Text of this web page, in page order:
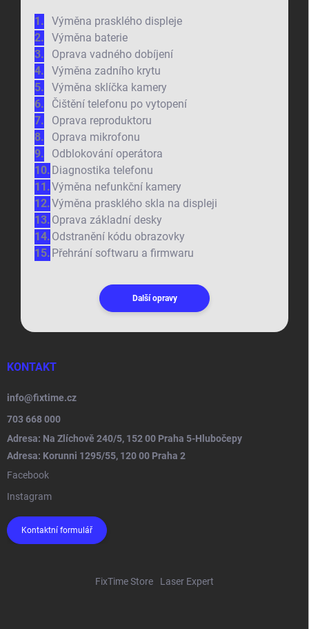
Výměna prasklého displeje
Výměna baterie
Oprava vadného dobíjení
Výměna zadního krytu
Výměna sklíčka kamery
Čištění telefonu po vytopení
Oprava reproduktoru
Oprava mikrofonu
Odblokování operátora
Diagnostika telefonu
Výměna nefunkční kamery
Výměna prasklého skla na displeji
Oprava základní desky
Odstranění kódu obrazovky
Přehrání softwaru a firmwaru
Další opravy
KONTAKT
info@fixtime.cz
703 668 000
Adresa: Na Zlíchově 240/5, 152 00 Praha 5-Hlubočepy
Adresa: Korunni 1295/55, 120 00 Praha 2
Facebook
Instagram
Kontaktní formulář
FixTime Store Laser Expert